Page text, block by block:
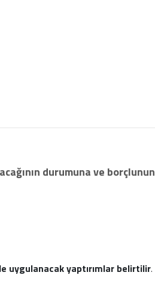
durumuna ve borçlunun
uygulanacak yaptırımlar belirtilir.